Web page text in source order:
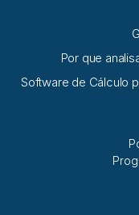
Por que
Software de Cálculo